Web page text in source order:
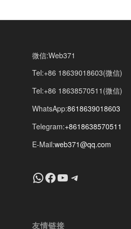
微信:Web371
Tel:+86 18639018603(微信)
Tel:+86 18638570511(微信)
WhatsApp:8618639018603
Telegram:+8618638570511
E-Mail:web371@qq.com
+8618639018603
Facebook
YouTube
Telegram
友情链接